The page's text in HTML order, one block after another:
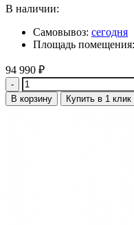
В наличии:
Самовывоз: сегодня
Площадь
94 990 ₽
Количество
В корзину Купить в 1 клик